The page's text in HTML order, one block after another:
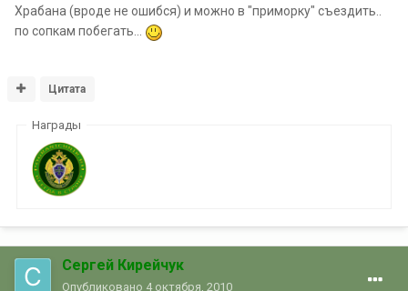
Храбана (вроде не ошибся) и можно в "приморку" съездить..
по сопкам побегать...
Цитата
Награды
Сергей Кирейчук
Опубликовано 4 октября, 2010